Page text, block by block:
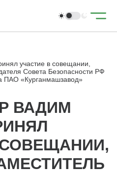
участие в совещании,
Совета Безопасности РФ
ПАО «Курганмашзавод»
ВАДИМ